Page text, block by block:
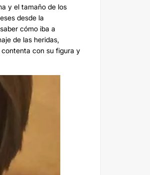
y el tamaño de los
desde la
cómo iba a
de las heridas,
contenta con su figura y